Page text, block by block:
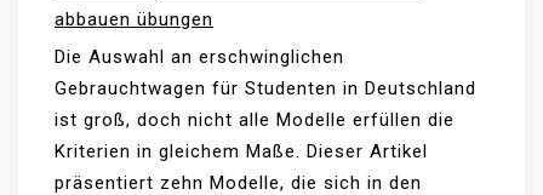
abbauen übungen
Die Auswahl an erschwinglichen
Gebrauchtwagen für Studenten in Deutschland
ist groß, doch nicht alle Modelle erfüllen die
Kriterien in gleichem Maße. Dieser Artikel
präsentiert zehn Modelle, die sich in den